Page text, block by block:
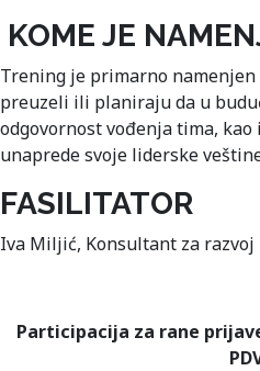
KOME JE
Trening je primarno
preuzeli ili planiraju da u
odgovornost vođenja tima,
unaprede svoje liderske
FASILITATOR
Iva Miljić, Konsultant za razvoj
Participacija za rane prijave